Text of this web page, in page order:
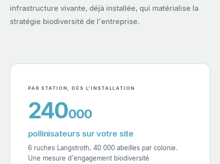
infrastructure vivante, déjà installée, qui matérialise la
stratégie biodiversité de l'entreprise.
PAR STATION, DÈS L'INSTALLATION
240000
pollinisateurs sur votre site
6 ruches Langstroth, 40 000 abeilles par colonie.
Une mesure d'engagement biodiversité